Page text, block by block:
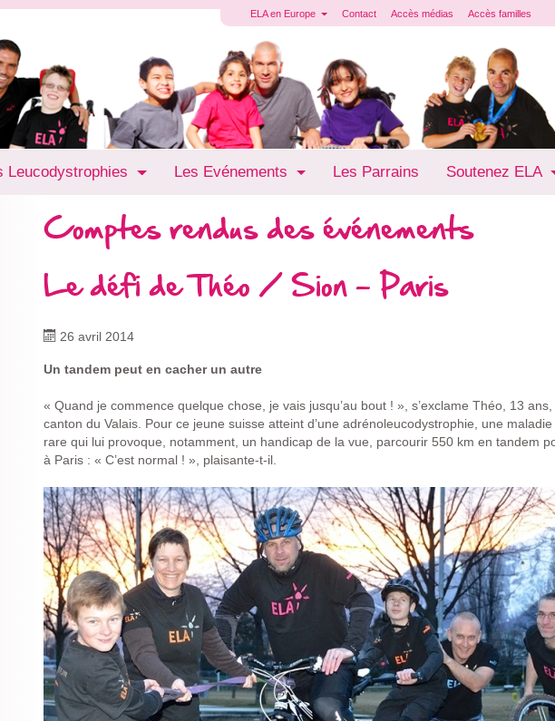
ELA en Europe Contact Accès médias Accès familles
Leucodystrophies Les Evénements Les Parrains Soutenez ELA
Comptes rendus des événements
Le défi de Théo / Sion - Paris
26 avril 2014
Un tandem peut en cacher un autre
« Quand je commence quelque chose, je vais jusqu’au bout ! », s’exclame Théo, 13
canton du Valais. Pour ce jeune suisse atteint d’une adrénoleucodystrophie, une
rare qui lui provoque, notamment, un handicap de la vue, parcourir 550 km en tandem
à Paris : « C’est normal ! », plaisante-t-il.